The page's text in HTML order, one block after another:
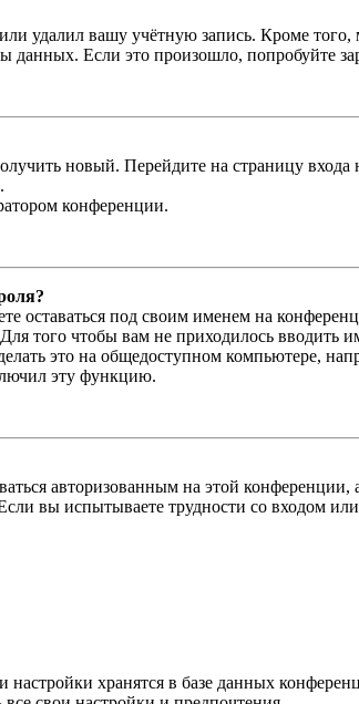
удалил вашу учётную запись. Кроме
Если это произошло, попробуйте
новый. Перейдите на страницу
конференции.
оставаться под своим именем на
того чтобы вам не приходилось
это на общедоступном компьютере,
эту функцию.
авторизованным на этой
вы испытываете трудности со входом
настройки хранятся в базе данных